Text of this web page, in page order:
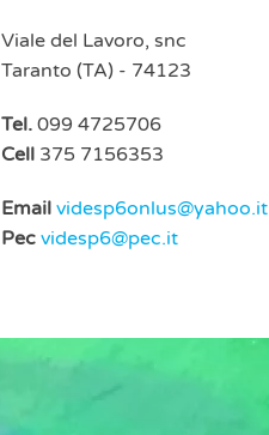
Viale del Lavoro, snc
Taranto (TA) - 74123
Tel. 099 4725706
Cell 375 7156353
Email videsp6onlus@yahoo.it
Pec videsp6@pec.it